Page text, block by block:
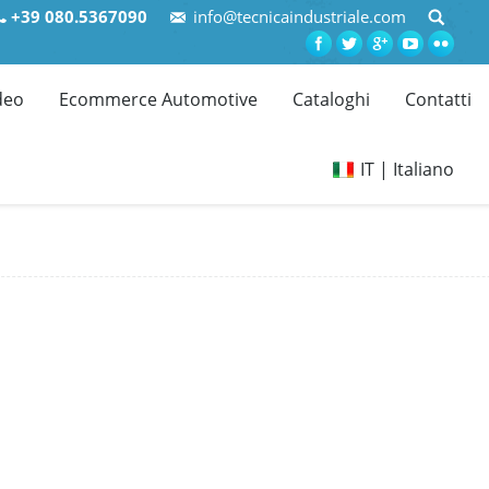
+39 080.5367090 info@tecnicaindustriale.com
Ecommerce Automotive Cataloghi Contatti
IT | Italiano